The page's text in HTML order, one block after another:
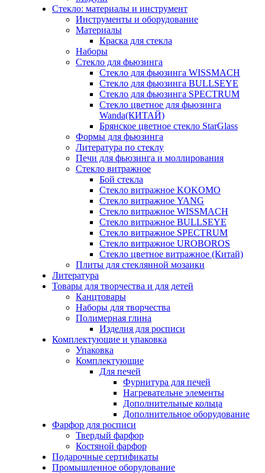
Стекло: материалы и инструмент
Инструменты и оборудование
Материалы
Краска для стекла
Наборы
Стекло для фьюзинга
Стекло для фьюзинга WISSMACH
Стекло для фьюзинга BULLSEYE
Стекло для фьюзинга SPECTRUM
Стекло цветное для фьюзинга
Wanda(КИТАЙ)
Брянское цветное стекло StarGlass
Формы для фьюзинга
Литература по стеклу
Печи для фьюзинга и моллирования
Стекло витражное
Бой стекла
Стекло витражное KOKOMO
Стекло витражное YANG
Стекло витражное WISSMACH
Стекло витражное BULLSEYE
Стекло витражное SPECTRUM
Стекло витражное UROBOROS
Стекло цветное витражное (Китай)
Плиты для стеклянной мозаики
Литература
Товары для творчества и для детей
Канцтовары
Наборы для творчества
Полимерная глина
Изделия для росписи
Комплектующие и упаковка
Упаковка
Комплектующие
Для печей
Фурнитура для печей
Нагревательне элементы
Дополнительные кольца
Дополнительное оборудование
Фарфор для росписи
Твердый фарфор
Костяной фарфор
Подарочные сертификаты
Промышленное оборудование